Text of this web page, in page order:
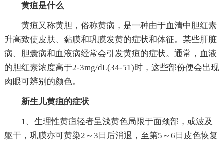
黄疸是什么
黄疸又称黄胆，俗称黄病，是一种由于血清中胆红素
升高致使皮肤、黏膜和巩膜发黄的症状和体征。某些肝脏
病、胆囊病和血液病经常会引发黄疸的症状。通常，血液
的胆红素浓度高于2-3mg/dL(34-51)时，这些部份便会出现
肉眼可辨别的颜色。
新生儿黄疸的症状
1、生理性黄疸轻者呈浅黄色局限于面颈部，或波及
躯干，巩膜亦可黄染2～3日后消退，至第5～6日皮色恢复